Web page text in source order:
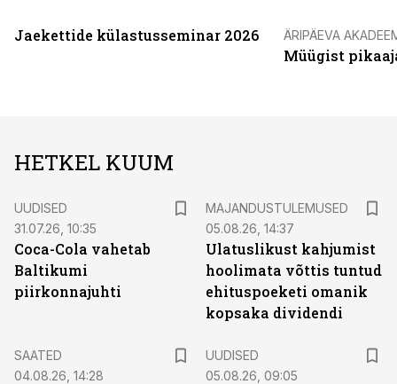
Jaekettide külastusseminar 2026 ÄRIPÄEVA
Müügist
HETKEL KUUM
UUDISED
31.07.26, 10:35
Coca-Cola vahetab
Baltikumi
piirkonnajuhti
MAJANDUSTULEMUSED
05.08.26, 14:37
Ulatuslikust kahjumist
hoolimata võttis tuntud
ehituspoeketi omanik
kopsaka dividendi
SAATED
04.08.26, 14:28
UUDISED
05.08.26, 09:05